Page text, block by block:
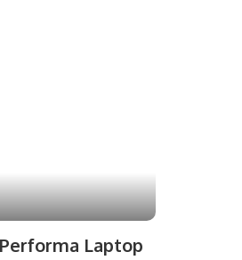
Laptop